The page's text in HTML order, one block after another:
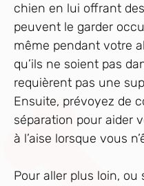
chien en lui offrant
peuvent le garder
même pendant votre
qu’ils ne soient pas
requièrent pas une
Ensuite, prévoyez de
séparation pour aider
à l’aise lorsque vous
Pour aller plus loin,